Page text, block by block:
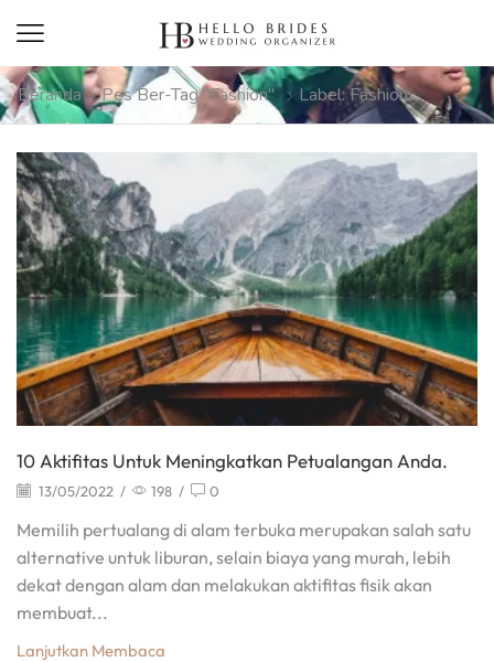
Beranda Pes Ber-Tag "Fashion" Label: Fashion
10 Aktifitas Untuk Meningkatkan Petualangan Anda.
13/05/2022 / 198 / 0
Memilih pertualang di alam terbuka merupakan salah satu
alternative untuk liburan, selain biaya yang murah, lebih
dekat dengan alam dan melakukan aktifitas fisik akan
membuat...
Lanjutkan Membaca